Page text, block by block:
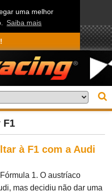
uma melhor
Saiba mais
F1
à F1 com a Audi
1. O austríaco
mas decidiu não dar uma